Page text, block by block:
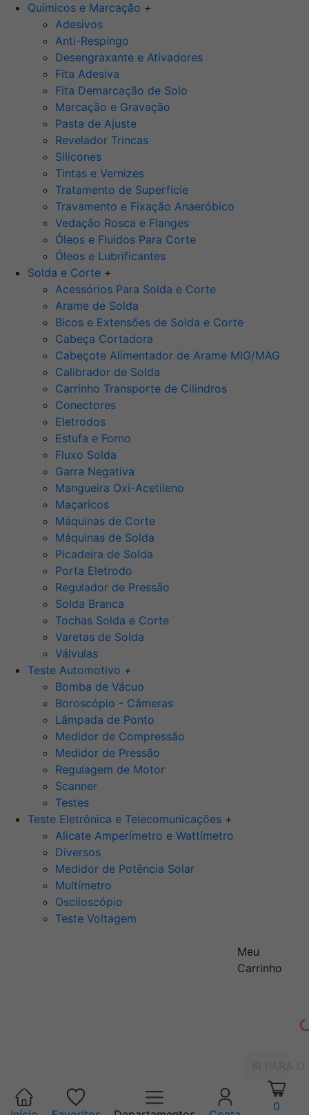
Químicos e Marcação +
Adesivos
Anti-Respingo
Desengraxante e Ativadores
Fita Adesiva
Fita Demarcação de Solo
Marcação e Gravação
Pasta de Ajuste
Revelador Trincas
Silicones
Tintas e Vernizes
Tratamento de Superfície
Travamento e Fixação Anaeróbico
Vedação Rosca e Flanges
Óleos e Fluidos Para Corte
Óleos e Lubrificantes
Solda e Corte +
Acessórios Para Solda e Corte
Arame de Solda
Bicos e Extensões de Solda e Corte
Cabeça Cortadora
Cabeçote Alimentador de Arame MIG/MAG
Calibrador de Solda
Carrinho Transporte de Cilindros
Conectores
Eletrodos
Estufa e Forno
Fluxo Solda
Garra Negativa
Mangueira Oxi-Acetileno
Maçaricos
Máquinas de Corte
Máquinas de Solda
Picadeira de Solda
Porta Eletrodo
Regulador de Pressão
Solda Branca
Tochas Solda e Corte
Varetas de Solda
Válvulas
Teste Automotivo +
Bomba de Vácuo
Boroscópio - Câmeras
Lâmpada de Ponto
Medidor de Compressão
Medidor de Pressão
Regulagem de Motor
Scanner
Testes
Teste Eletrônica e Telecomunicações +
Alicate Amperímetro e Wattímetro
Diversos
Medidor de Potência Solar
Multímetro
Osciloscópio
Teste Voltagem
Meu
Carrinho
0